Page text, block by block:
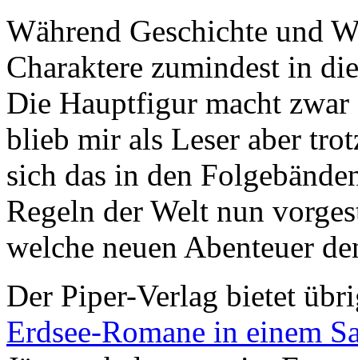
Während Geschichte und
Charaktere zumindest in
Die Hauptfigur macht
blieb mir als Leser aber
sich das in den
Regeln der Welt nun
welche neuen Abenteuer
Der Piper-Verlag bietet
Erdsee-Romane in einem